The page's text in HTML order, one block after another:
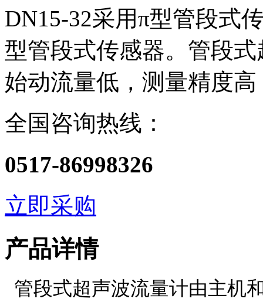
DN15-32采用π型管段式
型管段式传感器。管段
始动流量低，测量精度
全国咨询热线：
0517-86998326
立即采购
产品详情
管段式超声波流量计由主机